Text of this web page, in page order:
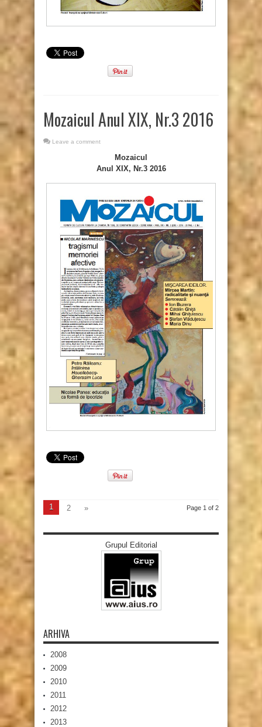
Mozaicul Anul XIX, Nr.3 2016
Leave a comment
Mozaicul
Anul XIX, Nr.3 2016
Page 1 of 2
1 2 »
Grupul Editorial
ARHIVA
2008
2009
2010
2011
2012
2013